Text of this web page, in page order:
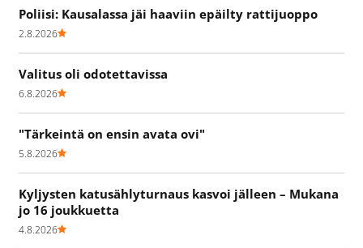
Poliisi: Kausalassa jäi haaviin epäilty rattijuoppo
2.8.2026
Valitus oli odotettavissa
6.8.2026
"Tärkeintä on ensin avata ovi"
5.8.2026
Kyljysten katusählyturnaus kasvoi jälleen – Mukana
jo 16 joukkuetta
4.8.2026